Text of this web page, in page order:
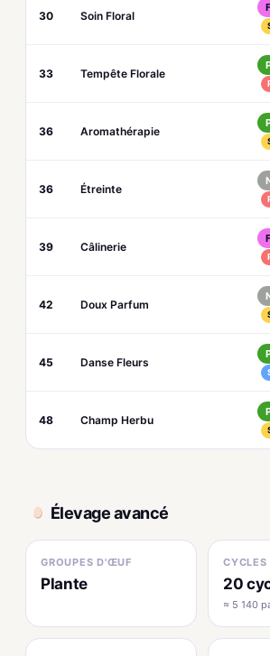
30 Soin Floral
33 Tempête Florale
36 Aromathérapie
36 Étreinte
39 Câlinerie
42 Doux Parfum
45 Danse Fleurs
48 Champ Herbu
Élevage avancé
GROUPES D'ŒUF
Plante
CYCLES
20
≈ 5 140